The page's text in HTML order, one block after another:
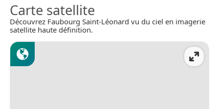
Carte satellite
Découvrez Faubourg Saint-Léonard vu du ciel en imagerie
satellite haute définition.